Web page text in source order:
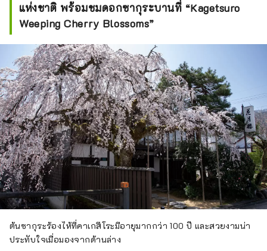
แห่งชาติ พร้อมชมดอกซากุระบานที่ “Kagetsuro
Weeping Cherry Blossoms”
ต้นซากุระร้องไห้ที่คาเกสึโระมีอายุมากกว่า 100 ปี และสวยงามน่า
ประทับใจเมื่อมองจากด้านล่าง